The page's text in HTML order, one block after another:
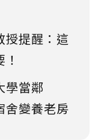
授提醒：這
學當鄰
舍變養老房